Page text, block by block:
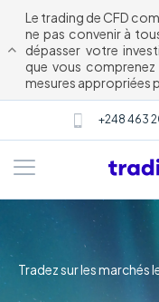
Le trading de CFD
ne pas convenir à
dépasser votre
que vous
mesures appropriées
+248 463
Tradez sur les marchés